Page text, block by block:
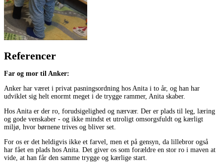
Referencer
Far og mor til Anker:
Anker har været i privat pasningsordning hos Anita i to år, og han har
udviklet sig helt enormt meget i de trygge rammer, Anita skaber.
Hos Anita er der ro, forudsigelighed og nærvær. Der er plads til leg, læring
og gode venskaber - og ikke mindst et utroligt omsorgsfuldt og kærligt
miljø, hvor børnene trives og bliver set.
For os er det heldigvis ikke et farvel, men et på gensyn, da lillebror også
har fået en plads hos Anita. Det giver os som forældre en stor ro i maven at
vide, at han får den samme trygge og kærlige start.